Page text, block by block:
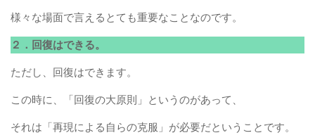
様々な場面で言えるとても重要なことなのです。
２．回復はできる。
ただし、回復はできます。
この時に、「回復の大原則」というのがあって、
それは「再現による自らの克服」が必要だということです。